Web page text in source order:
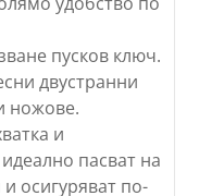
пусков ключ.
двустранни
ножове.
и
пасват на
осигуряват по-